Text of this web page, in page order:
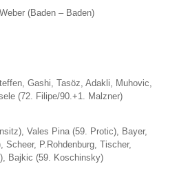
(Baden – Baden)
Gashi, Tasöz, Adakli, Muhovic,
(72. Filipe/90.+1. Malzner)
Vales Pina (59. Protic), Bayer,
P.Rohdenburg, Tischer,
Bajkic (59. Koschinsky)